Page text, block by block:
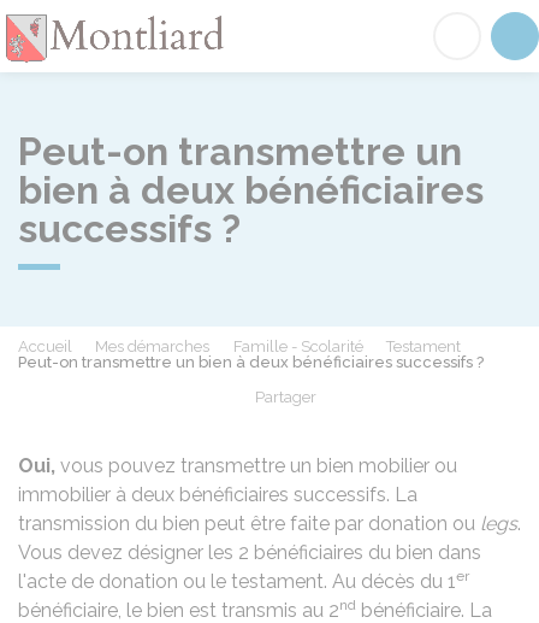
Peut-on transmettre un
bien à deux bénéficiaires
successifs ?
Accueil Mes démarches Famille - Scolarité
Testament
Peut-on transmettre un bien à deux bénéficiaires successifs ?
Partager
Oui, vous pouvez transmettre un bien mobilier ou
immobilier à deux bénéficiaires successifs. La
transmission du bien peut être faite par donation ou legs.
Vous devez désigner les 2 bénéficiaires du bien dans
l'acte de donation ou le testament. Au décès du 1er
bénéficiaire, le bien est transmis au 2nd bénéficiaire. La